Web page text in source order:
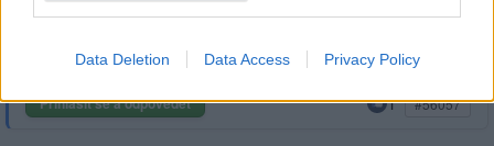
Data Deletion Data Access Privacy Policy
Přihlásit se a odpovědět 1 #56057